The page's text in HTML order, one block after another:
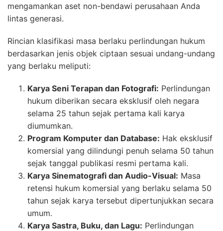
mengamankan aset non-bendawi perusahaan Anda
lintas generasi.
Rincian klasifikasi masa berlaku perlindungan hukum
berdasarkan jenis objek ciptaan sesuai undang-undang
yang berlaku meliputi:
Karya Seni Terapan dan Fotografi: Perlindungan
hukum diberikan secara eksklusif oleh negara
selama 25 tahun sejak pertama kali karya
diumumkan.
Program Komputer dan Database: Hak eksklusif
komersial yang dilindungi penuh selama 50 tahun
sejak tanggal publikasi resmi pertama kali.
Karya Sinematografi dan Audio-Visual: Masa
retensi hukum komersial yang berlaku selama 50
tahun sejak karya tersebut dipertunjukkan secara
umum.
Karya Sastra, Buku, dan Lagu: Perlindungan